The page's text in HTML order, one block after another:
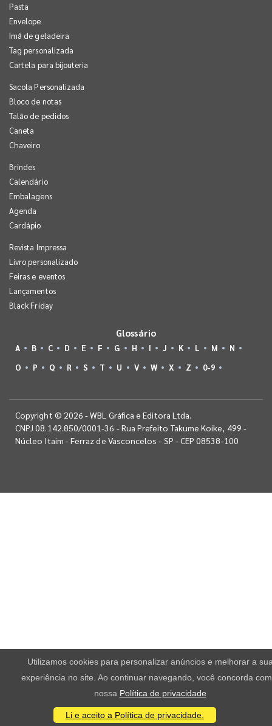
Pasta
Envelope
Imã de geladeira
Tag personalizada
Cartela para bijouteria
Sacola Personalizada
Bloco de notas
Talão de pedidos
Caneta
Chaveiro
Brindes
Calendário
Embalagens
Agenda
Cardápio
Revista Impressa
Livro personalizado
Feiras e eventos
Lançamentos
Black Friday
Glossário
A B C D E F G H I J K L M
N
O
P Q R S T U V W X Z 0-9
Copyright © 2026 - WBL Gráfica e Editora Ltda.
CNPJ 08.142.850/0001-36 - Rua Prefeito Takume Koike, 499 -
Núcleo Itaim - Ferraz de Vasconcelos - SP - CEP 08538-100
Utilizamos cookies para personalizar anúncios e melhorar a
experiência no site. Ao continuar navegando, você concorda
nossa Política de privacidade
Li e aceito a Política de privacidade.